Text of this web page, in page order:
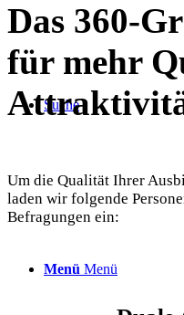
Suche
Menü Menü
Das 360-
für mehr
Um die Qualität Ihrer
laden wir folgende
Befragungen ein: